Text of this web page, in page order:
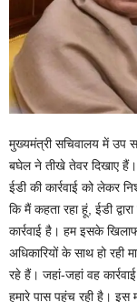
मुख्यमंत्री सचिवालय में उप
बघेल ने तीखे तेवर दिखाए हैं।
ईडी की कार्रवाई को लेकर
कि मैं कहता रहा हूं, ईडी
कार्रवाई है। हम इसके
अधिकारियों के साथ हो रही
रहे हैं। जहां-जहां वह
हमारे पास पहुंच रही है। इस